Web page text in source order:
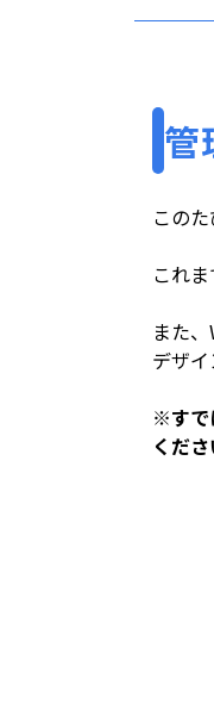
管
この
これ
また
デザ
※すで
くださ